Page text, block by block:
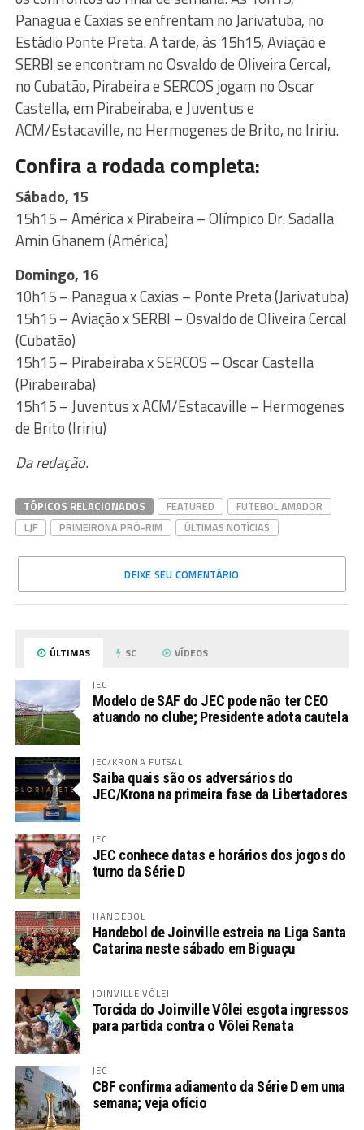
Panagua e Caxias se enfrentam no Jarivatuba, no
Estádio Ponte Preta. A tarde, às 15h15, Aviação e
SERBI se encontram no Osvaldo de Oliveira Cercal,
no Cubatão, Pirabeira e SERCOS jogam no Oscar
Castella, em Pirabeiraba, e Juventus e
ACM/Estacaville, no Hermogenes de Brito, no Iririu.
Confira a rodada completa:
Sábado, 15
15h15 – América x Pirabeira – Olímpico Dr. Sadalla
Amin Ghanem (América)
Domingo, 16
10h15 – Panagua x Caxias – Ponte Preta (Jarivatuba)
15h15 – Aviação x SERBI – Osvaldo de Oliveira Cercal
(Cubatão)
15h15 – Pirabeiraba x SERCOS – Oscar Castella
(Pirabeiraba)
15h15 – Juventus x ACM/Estacaville – Hermogenes
de Brito (Iririu)
Da redação.
TÓPICOS RELACIONADOS FEATURED
FUTEBOL AMADOR
LJF
PRIMEIRONA PRÓ-RIM ÚLTIMAS NOTÍCIAS
DEIXE SEU COMENTÁRIO
ÚLTIMAS SC VÍDEOS
JEC
Modelo de SAF do JEC pode não ter CEO
atuando no clube; Presidente adota cautela
JEC/KRONA FUTSAL
Saiba quais são os adversários do
JEC/Krona na primeira fase da Libertadores
JEC
JEC conhece datas e horários dos jogos do
turno da Série D
HANDEBOL
Handebol de Joinville estreia na Liga Santa
Catarina neste sábado em Biguaçu
JOINVILLE VÔLEI
Torcida do Joinville Vôlei esgota ingressos
para partida contra o Vôlei Renata
JEC
CBF confirma adiamento da Série D em uma
semana; veja ofício